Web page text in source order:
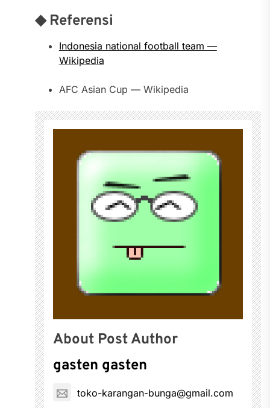
◆ Referensi
Indonesia national football team —
Wikipedia
AFC Asian Cup — Wikipedia
About Post Author
gasten gasten
toko-karangan-bunga@gmail.com